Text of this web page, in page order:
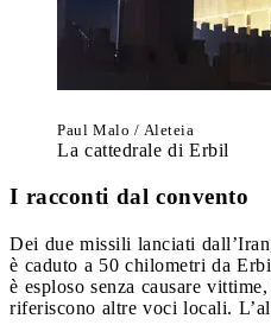
Paul Malo / Aleteia
La cattedrale di Erbil
I racconti dal convento
Dei due missili lanciati
è caduto a 50 chilometri da
è esploso senza causare
riferiscono altre voci locali.